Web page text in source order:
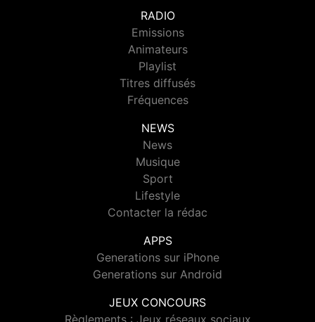
RADIO
Emissions
Animateurs
Playlist
Titres diffusés
Fréquences
NEWS
News
Musique
Sport
Lifestyle
Contacter la rédac
APPS
Generations sur iPhone
Generations sur Android
JEUX CONCOURS